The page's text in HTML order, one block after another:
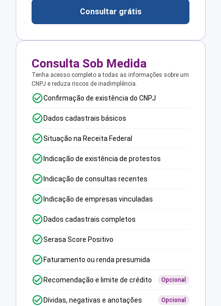
Consultar grátis
Consulta Sob Medida
Tenha acesso completo a todas as informações sobre um
CNPJ e reduza riscos de inadimplência.
Confirmação de existência do CNPJ
Dados cadastrais básicos
Situação na Receita Federal
Indicação de existência de protestos
Indicação de consultas recentes
Indicação de empresas vinculadas
Dados cadastrais completos
Serasa Score Positivo
Faturamento ou renda presumida
Recomendação e limite de crédito Opcional
Dívidas, negativas e anotações Opcional